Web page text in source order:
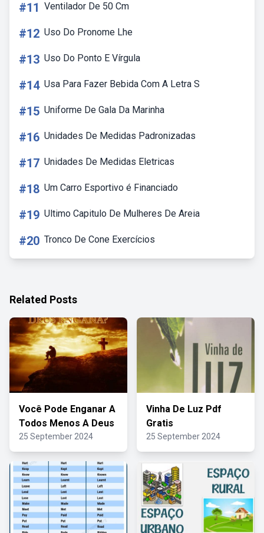
#11 Ventilador De 50 Cm
#12 Uso Do Pronome Lhe
#13 Uso Do Ponto E Vírgula
#14 Usa Para Fazer Bebida Com A Letra S
#15 Uniforme De Gala Da Marinha
#16 Unidades De Medidas Padronizadas
#17 Unidades De Medidas Eletricas
#18 Um Carro Esportivo é Financiado
#19 Ultimo Capitulo De Mulheres De Areia
#20 Tronco De Cone Exercícios
Related Posts
Você Pode Enganar A
Todos Menos A Deus
25 September 2024
Vinha De Luz Pdf
Gratis
25 September 2024